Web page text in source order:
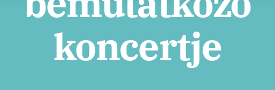
koncertje